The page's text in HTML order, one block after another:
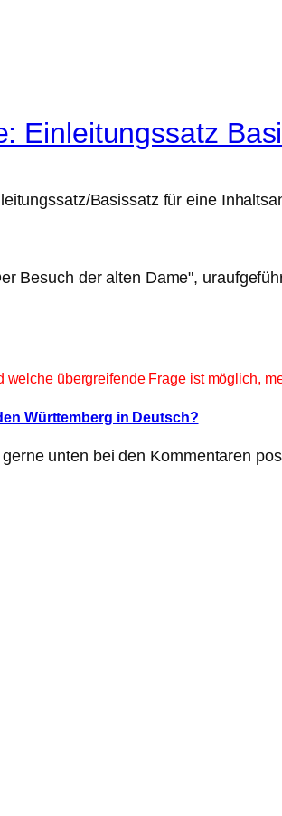
Einleitungssatz
Basissatz für eine
Besuch der alten Dame",
übergreifende Frage ist möglich,
Württemberg in Deutsch?
unten bei den Kommentaren